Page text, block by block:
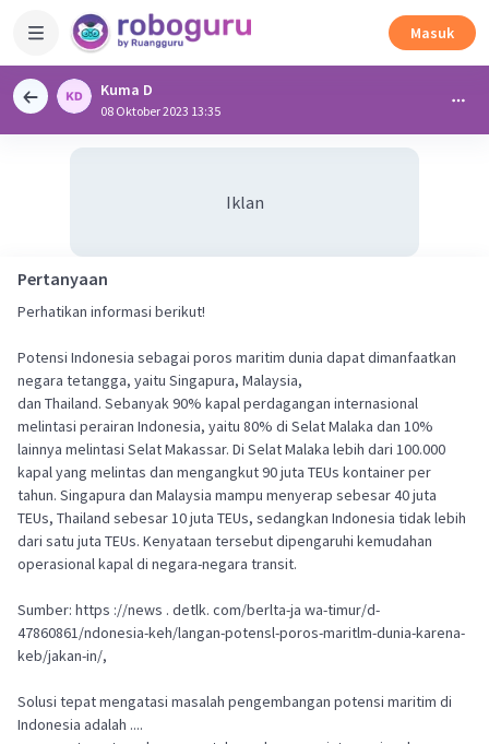
Masuk
Kuma D
08 Oktober 2023 13:35
Iklan
Pertanyaan
Perhatikan informasi berikut!
Potensi Indonesia sebagai poros maritim dunia dapat dimanfaatkan
negara tetangga, yaitu Singapura, Malaysia,
dan Thailand. Sebanyak 90% kapal perdagangan internasional
melintasi perairan Indonesia, yaitu 80% di Selat Malaka dan 10%
lainnya melintasi Selat Makassar. Di Selat Malaka lebih dari 100.000
kapal yang melintas dan mengangkut 90 juta TEUs kontainer per
tahun. Singapura dan Malaysia mampu menyerap sebesar 40 juta
TEUs, Thailand sebesar 10 juta TEUs, sedangkan Indonesia tidak lebih
dari satu juta TEUs. Kenyataan tersebut dipengaruhi kemudahan
operasional kapal di negara-negara transit.
Sumber: https ://news . detlk. com/berlta-ja wa-timur/d-
47860861/ndonesia-keh/langan-potensl-poros-maritlm-dunia-karena-
keb/jakan-in/,
Solusi tepat mengatasi masalah pengembangan potensi maritim di
Indonesia adalah ....